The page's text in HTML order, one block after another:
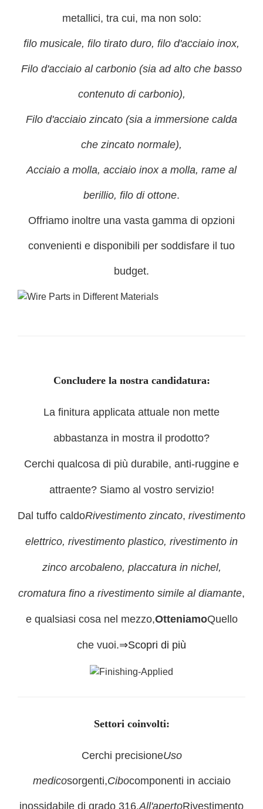
metallici, tra cui, ma non solo:
filo musicale, filo tirato duro, filo d'acciaio inox,
Filo d'acciaio al carbonio (sia ad alto che basso
contenuto di carbonio),
Filo d'acciaio zincato (sia a immersione calda
che zincato normale),
Acciaio a molla, acciaio inox a molla, rame al
berillio, filo di ottone.
Offriamo inoltre una vasta gamma di opzioni
convenienti e disponibili per soddisfare il tuo
budget.
Concludere la nostra candidatura:
La finitura applicata attuale non mette
abbastanza in mostra il prodotto?
Cerchi qualcosa di più durabile, anti-ruggine e
attraente? Siamo al vostro servizio!
Dal tuffo caldoRivestimento zincato, rivestimento
elettrico, rivestimento plastico, rivestimento in
zinco arcobaleno, placcatura in nichel,
cromatura fino a rivestimento simile al diamante,
e qualsiasi cosa nel mezzo,OtteniamoQuello
che vuoi.⇒Scopri di più
Settori coinvolti:
Cerchi precisioneUso
medicosorgenti,Cibocomponenti in acciaio
inossidabile di grado 316,All'apertoRivestimento